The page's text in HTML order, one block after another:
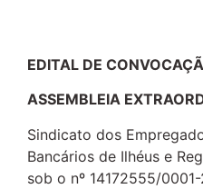
EDITAL DE
ASSEMBLEIA
Sindicato dos
Bancários de Ilhéus e
sob o nº 14172555/